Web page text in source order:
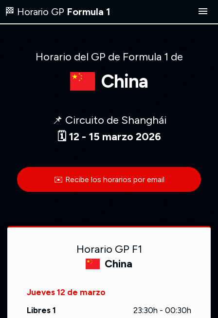
🏁 Horario GP Formula 1
✉️ Recibe los horarios por email
Horario del GP de Formula 1 de
China
📌 Circuito de Shanghái
🗓️ 12 - 15 marzo 2026
✉️ Recibe los horarios por email
Horario GP F1
China
Jueves 12 de marzo
Libres 1
23:30h - 00:30h